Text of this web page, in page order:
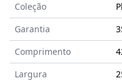
Coleção
Garantia
Comprimento
Largura